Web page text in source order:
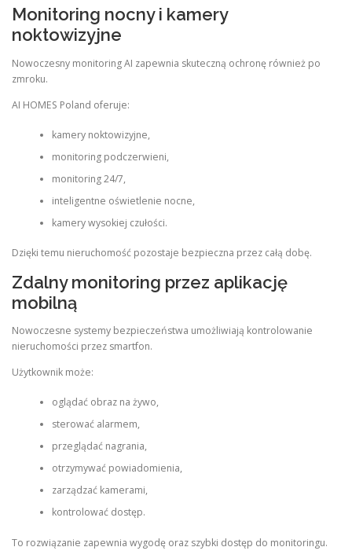
Monitoring nocny i kamery
noktowizyjne
Nowoczesny monitoring AI zapewnia skuteczną ochronę również po
zmroku.
AI HOMES Poland oferuje:
kamery noktowizyjne,
monitoring podczerwieni,
monitoring 24/7,
inteligentne oświetlenie nocne,
kamery wysokiej czułości.
Dzięki temu nieruchomość pozostaje bezpieczna przez całą dobę.
Zdalny monitoring przez aplikację
mobilną
Nowoczesne systemy bezpieczeństwa umożliwiają kontrolowanie
nieruchomości przez smartfon.
Użytkownik może:
oglądać obraz na żywo,
sterować alarmem,
przeglądać nagrania,
otrzymywać powiadomienia,
zarządzać kamerami,
kontrolować dostęp.
To rozwiązanie zapewnia wygodę oraz szybki dostęp do monitoringu.